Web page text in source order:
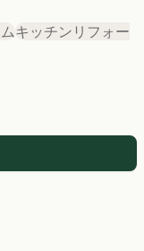
キッチンリフォー